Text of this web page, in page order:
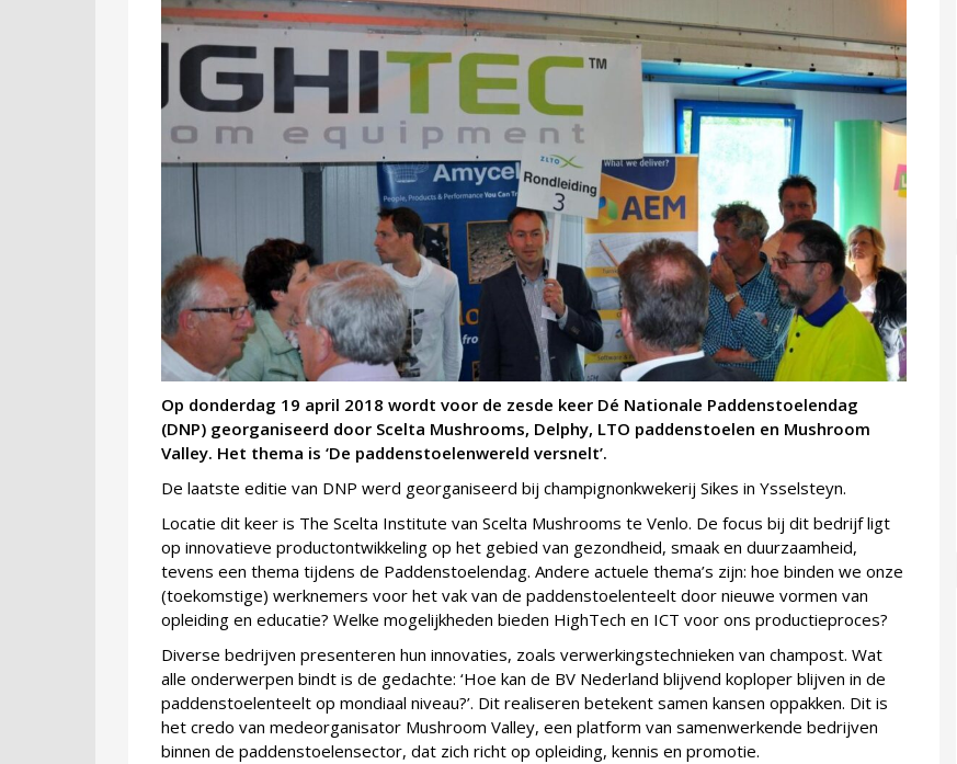
Op donderdag 19 april 2018 wordt voor de zesde keer Dé Nationale Paddenstoelendag
(DNP) georganiseerd door Scelta Mushrooms, Delphy, LTO paddenstoelen en Mushroom
Valley. Het thema is ‘De paddenstoelenwereld versnelt’.
De laatste editie van DNP werd georganiseerd bij champignonkwekerij Sikes in Ysselsteyn.
Locatie dit keer is The Scelta Institute van Scelta Mushrooms te Venlo. De focus bij dit bedrijf ligt
op innovatieve productontwikkeling op het gebied van gezondheid, smaak en duurzaamheid,
tevens een thema tijdens de Paddenstoelendag. Andere actuele thema’s zijn: hoe binden we onze
(toekomstige) werknemers voor het vak van de paddenstoelenteelt door nieuwe vormen van
opleiding en educatie? Welke mogelijkheden bieden HighTech en ICT voor ons productieproces?
Diverse bedrijven presenteren hun innovaties, zoals verwerkingstechnieken van champost. Wat
alle onderwerpen bindt is de gedachte: ‘Hoe kan de BV Nederland blijvend koploper blijven in de
paddenstoelenteelt op mondiaal niveau?’. Dit realiseren betekent samen kansen oppakken. Dit is
het credo van medeorganisator Mushroom Valley, een platform van samenwerkende bedrijven
binnen de paddenstoelensector, dat zich richt op opleiding, kennis en promotie.